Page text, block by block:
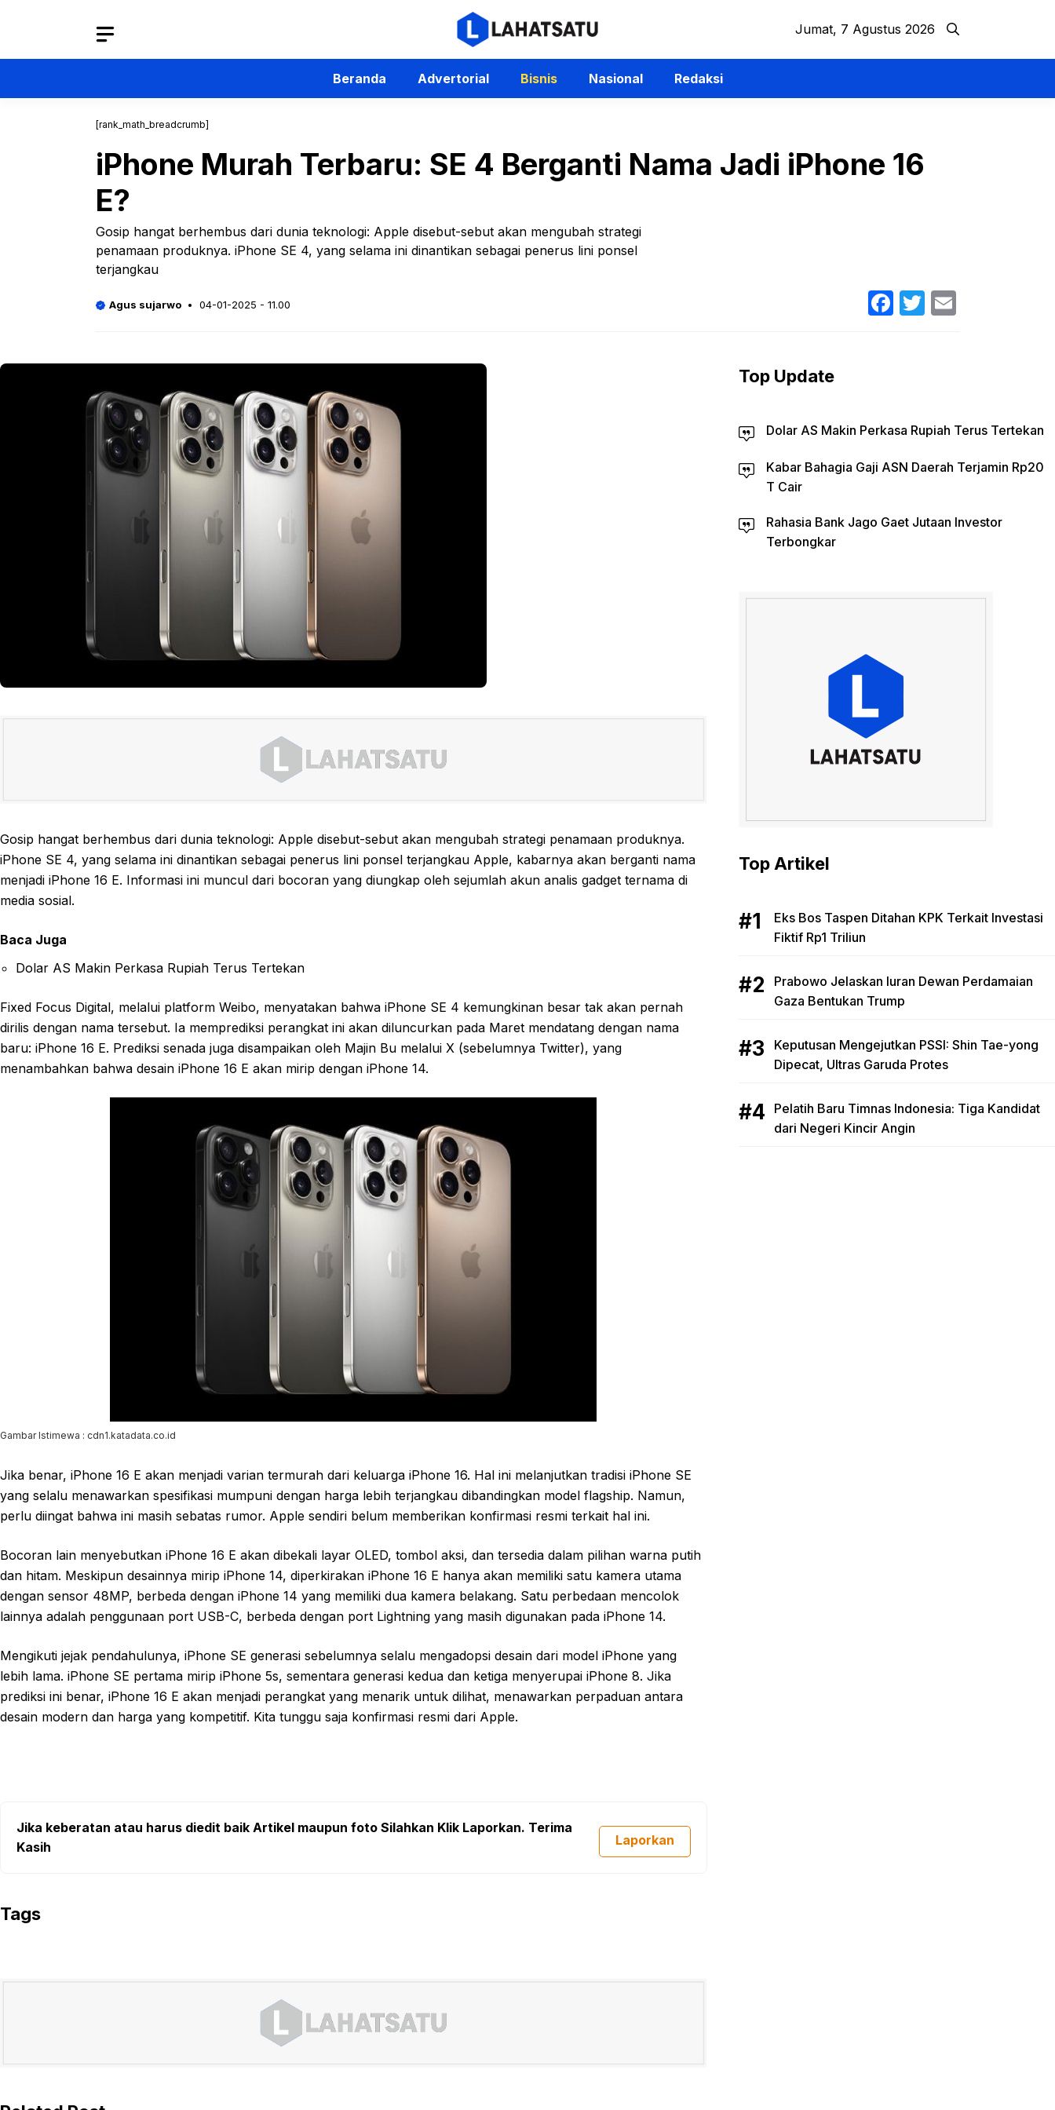
Jumat, 7 Agustus 2026
Beranda Advertorial Bisnis Nasional Redaksi
[rank_math_breadcrumb]
iPhone Murah Terbaru: SE 4 Berganti Nama Jadi iPhone 16
E?
Gosip hangat berhembus dari dunia teknologi: Apple disebut-sebut akan mengubah strategi
penamaan produknya. iPhone SE 4, yang selama ini dinantikan sebagai penerus lini ponsel
terjangkau
Agus sujarwo 04-01-2025 - 11.00 Facebook
Twitter
Gosip hangat berhembus dari dunia teknologi: Apple disebut-sebut akan mengubah strategi penamaan produknya.
iPhone SE 4, yang selama ini dinantikan sebagai penerus lini ponsel terjangkau Apple, kabarnya akan berganti nama
menjadi iPhone 16 E. Informasi ini muncul dari bocoran yang diungkap oleh sejumlah akun analis gadget ternama di
media sosial.
Baca Juga
Dolar AS Makin Perkasa Rupiah Terus Tertekan
Fixed Focus Digital, melalui platform Weibo, menyatakan bahwa iPhone SE 4 kemungkinan besar tak akan pernah
dirilis dengan nama tersebut. Ia memprediksi perangkat ini akan diluncurkan pada Maret mendatang dengan nama
baru: iPhone 16 E. Prediksi senada juga disampaikan oleh Majin Bu melalui X (sebelumnya Twitter), yang
menambahkan bahwa desain iPhone 16 E akan mirip dengan iPhone 14.
Gambar Istimewa : cdn1.katadata.co.id
Jika benar, iPhone 16 E akan menjadi varian termurah dari keluarga iPhone 16. Hal ini melanjutkan tradisi iPhone SE
yang selalu menawarkan spesifikasi mumpuni dengan harga lebih terjangkau dibandingkan model flagship. Namun,
perlu diingat bahwa ini masih sebatas rumor. Apple sendiri belum memberikan konfirmasi resmi terkait hal ini.
Bocoran lain menyebutkan iPhone 16 E akan dibekali layar OLED, tombol aksi, dan tersedia dalam pilihan warna putih
dan hitam. Meskipun desainnya mirip iPhone 14, diperkirakan iPhone 16 E hanya akan memiliki satu kamera utama
dengan sensor 48MP, berbeda dengan iPhone 14 yang memiliki dua kamera belakang. Satu perbedaan mencolok
lainnya adalah penggunaan port USB-C, berbeda dengan port Lightning yang masih digunakan pada iPhone 14.
Mengikuti jejak pendahulunya, iPhone SE generasi sebelumnya selalu mengadopsi desain dari model iPhone yang
lebih lama. iPhone SE pertama mirip iPhone 5s, sementara generasi kedua dan ketiga menyerupai iPhone 8. Jika
prediksi ini benar, iPhone 16 E akan menjadi perangkat yang menarik untuk dilihat, menawarkan perpaduan antara
desain modern dan harga yang kompetitif. Kita tunggu saja konfirmasi resmi dari Apple.
Jika keberatan atau harus diedit baik Artikel maupun foto Silahkan Klik Laporkan. Terima
Kasih
Laporkan
Tags
Top Update
Dolar AS Makin Perkasa Rupiah Terus Tertekan
Kabar Bahagia Gaji ASN Daerah Terjamin Rp20
T Cair
Rahasia Bank Jago Gaet Jutaan Investor
Terbongkar
Top Artikel
Eks Bos Taspen Ditahan KPK Terkait Investasi
Fiktif Rp1 Triliun
Prabowo Jelaskan Iuran Dewan Perdamaian
Gaza Bentukan Trump
Keputusan Mengejutkan PSSI: Shin Tae-yong
Dipecat, Ultras Garuda Protes
Pelatih Baru Timnas Indonesia: Tiga Kandidat
dari Negeri Kincir Angin